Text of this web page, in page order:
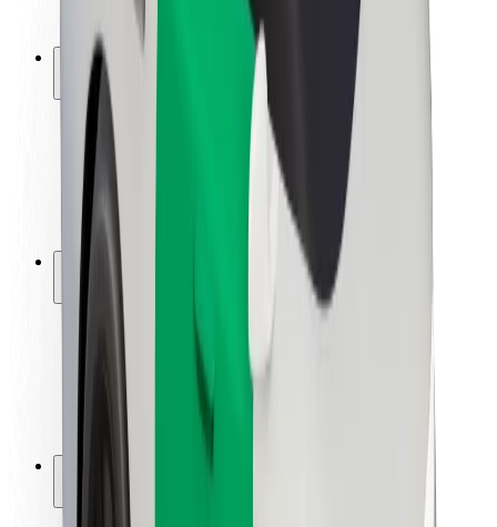
Urban Fund
Sigurnost
Sigurnost korisnika
Sigurnost vozača
Sigurnost na romobilu
Sigurnosni laboratorij
Gradovi
Lokacije
Gradska rješenja
Zračne luke
Bolt stanice za punjenje